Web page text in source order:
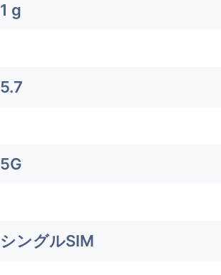
1 g
5.7
5G
シングルSIM